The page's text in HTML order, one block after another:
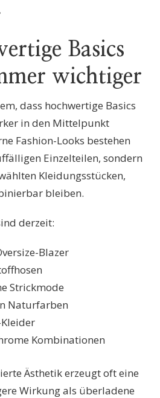
Basics
wichtiger
dass hochwertige Basics
in den Mittelpunkt
Fashion-Looks bestehen
Einzelteilen, sondern
Kleidungsstücken,
bleiben.
derzeit:
Blazer
Strickmode
Naturfarben
Kombinationen
Ästhetik erzeugt oft eine
Wirkung als überladene